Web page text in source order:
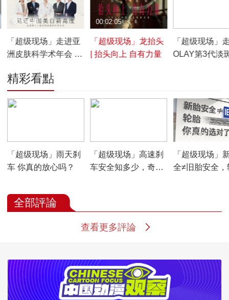
「超级现场」走进亚
洲皮肤科学术年会 见
00:04:49
「超级现场」龙抬头
| 抬头向上 自有力量
00:02:05
「超级现场」
OLAY第3代淡
精彩看點
「超级现场」雨天刹
车 你真的放心吗？
「超级现场」高速刹
车安全知多少，奇迹
「超级现场」
全≠旧胎安全，
00:02:19
全部評論
查看更多評論